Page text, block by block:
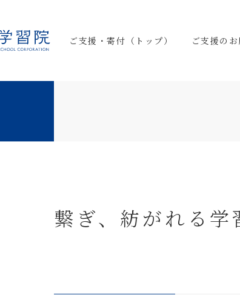
ご支援・寄付（トップ） ご支援の
繋ぎ、紡がれる学